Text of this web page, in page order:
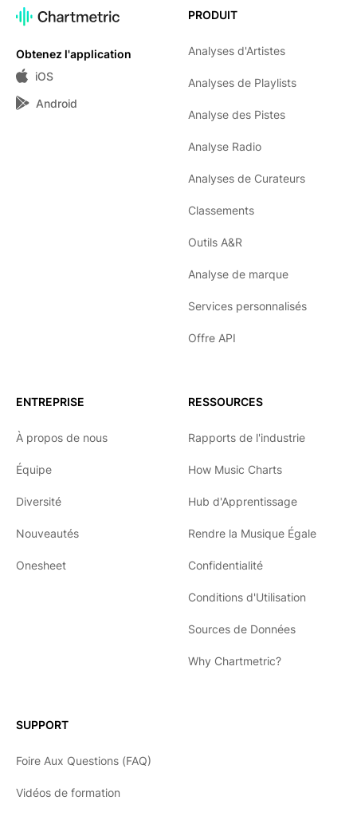
Obtenez l'application
iOS
Android
PRODUIT
Analyses d'Artistes
Analyses de Playlists
Analyse des Pistes
Analyse Radio
Analyses de Curateurs
Classements
Outils A&R
Analyse de marque
Services personnalisés
Offre API
ENTREPRISE
À propos de nous
Équipe
Diversité
Nouveautés
Onesheet
RESSOURCES
Rapports de l'industrie
How Music Charts
Hub d'Apprentissage
Rendre la Musique Égale
Confidentialité
Conditions d'Utilisation
Sources de Données
Why Chartmetric?
SUPPORT
Foire Aux Questions (FAQ)
Vidéos de formation
한국어
Português